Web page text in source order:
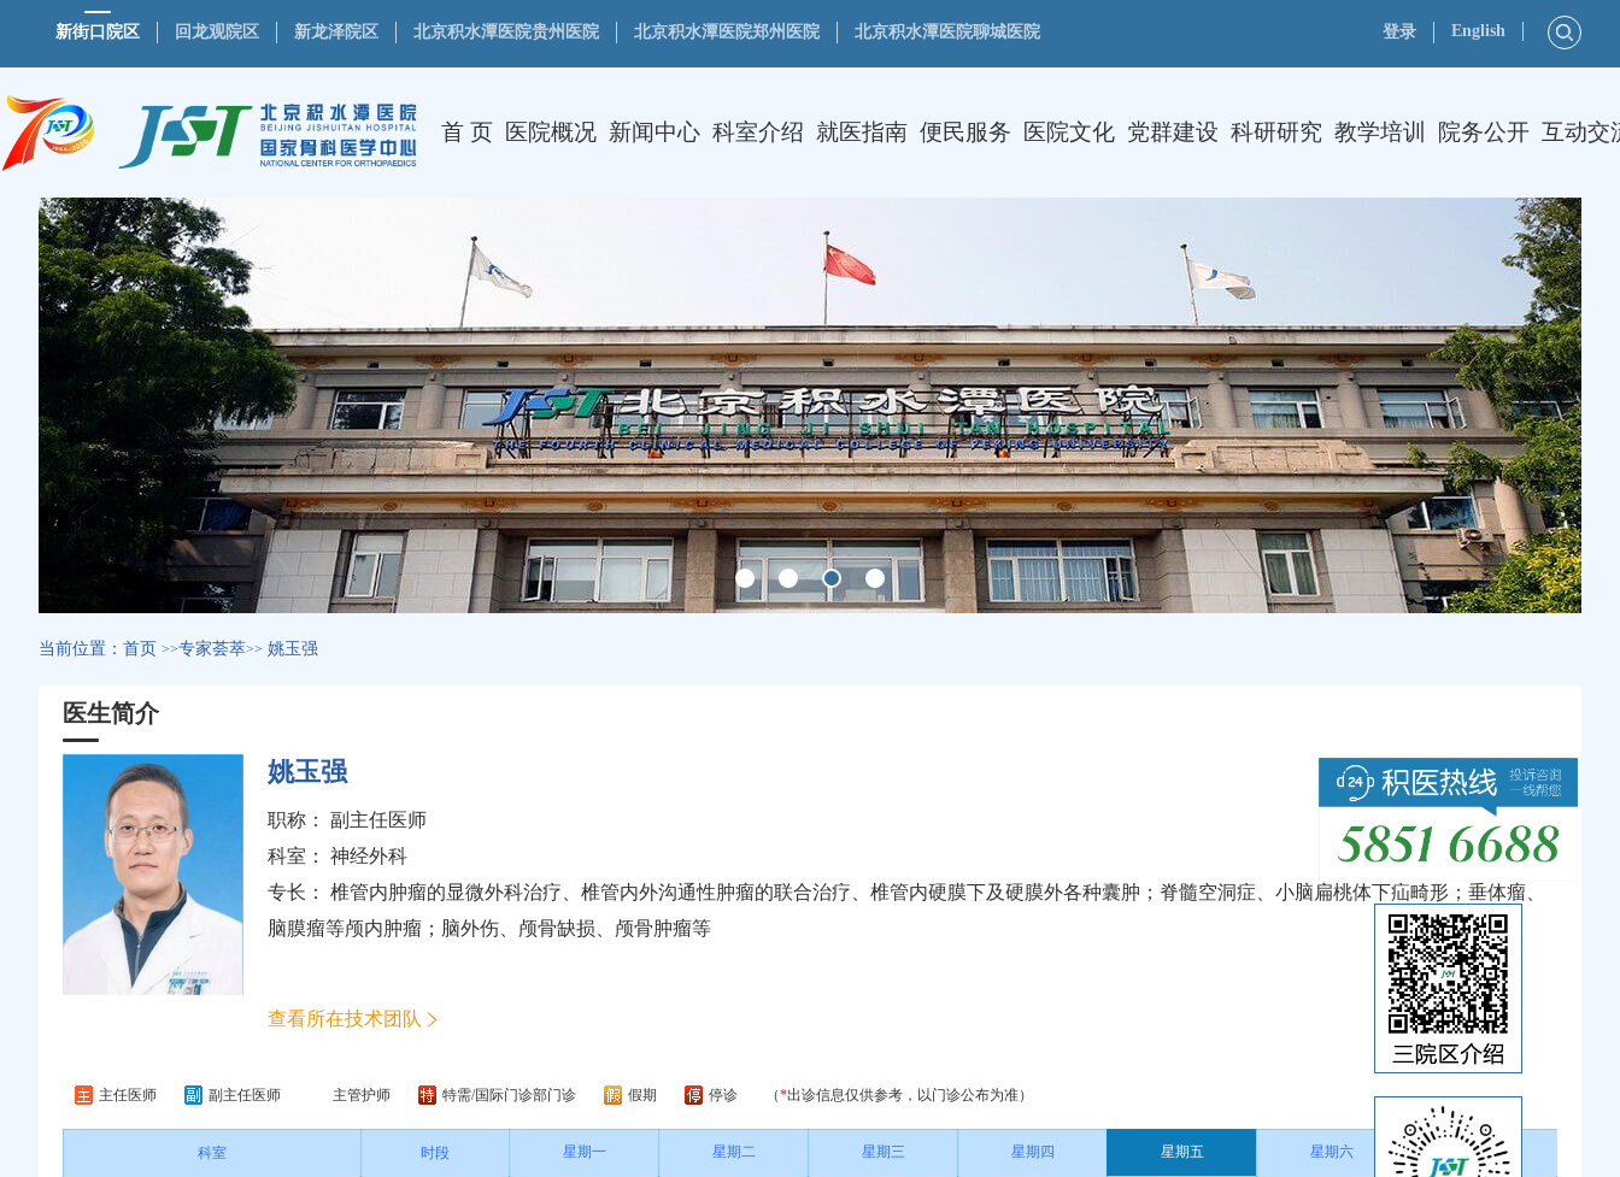
新街口院区 回龙观院区 新龙泽院区 北京积水潭医院贵州医院 北京积水潭医院郑州医院 北京积水潭医院聊城医院 登录 English
首 页 医院概况 新闻中心 科室介绍 就医指南 便民服务 医院文化 党群建设 科研研究 教学培训 院务公开 互动交
当前位置： 首页 >>专家荟萃>> 姚玉强
医生简介
姚玉强
职称： 副主任医师
科室： 神经外科
专长： 椎管内肿瘤的显微外科治疗、椎管内外沟通性肿瘤的联合治疗、椎管内硬膜下及硬膜外各种囊肿；脊髓空洞症、小脑扁桃体下疝畸形；垂体瘤、
脑膜瘤等颅内肿瘤；脑外伤、颅骨缺损、颅骨肿瘤等
查看所在技术团队
主任医师 副主任医师 主管护师 特需/国际门诊部门诊 假期 停诊 （*出诊信息仅供参考，以门诊公布为准）
科室 时段 星期一 星期二 星期三 星期四 星期五 星期六 星期日